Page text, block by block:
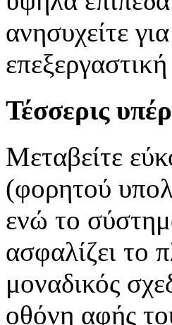
ανησυχείτε
Τέσσερις
Μεταβείτε
(φορητού
ενώ το
ασφαλίζει το
μοναδικός
οθόνη αφής